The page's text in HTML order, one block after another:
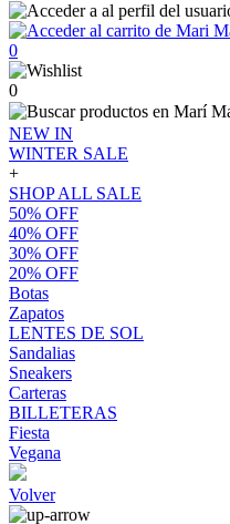
0
0
NEW IN
WINTER SALE
+
SHOP ALL SALE
50% OFF
40% OFF
30% OFF
20% OFF
Botas
Zapatos
LENTES DE SOL
Sandalias
Sneakers
Carteras
BILLETERAS
Fiesta
Vegana
Volver